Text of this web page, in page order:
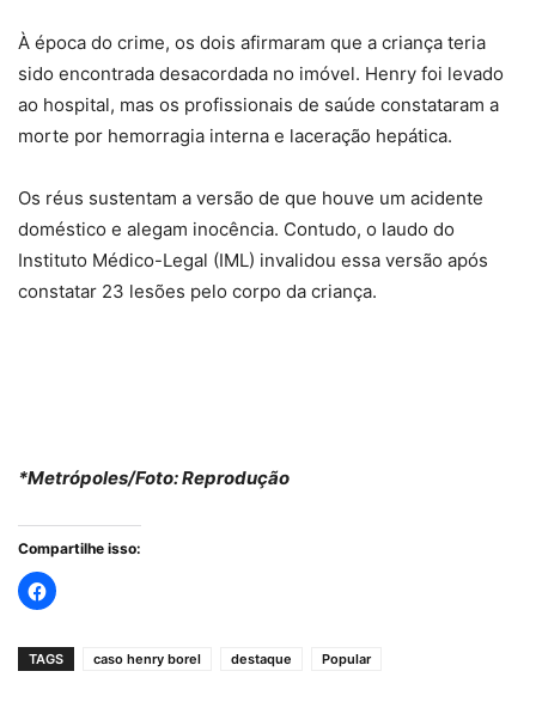
À época do crime, os dois afirmaram que a criança teria
sido encontrada desacordada no imóvel. Henry foi levado
ao hospital, mas os profissionais de saúde constataram a
morte por hemorragia interna e laceração hepática.
Os réus sustentam a versão de que houve um acidente
doméstico e alegam inocência. Contudo, o laudo do
Instituto Médico-Legal (IML) invalidou essa versão após
constatar 23 lesões pelo corpo da criança.
*Metrópoles/Foto: Reprodução
Compartilhe isso:
TAGS caso henry borel destaque Popular